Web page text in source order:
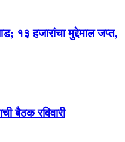
१३ हजारांचा मुद्देमाल जप्त,
बैठक रविवारी